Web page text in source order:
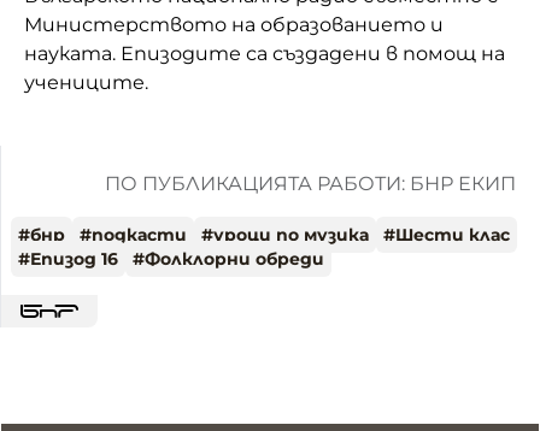
Министерството на образованието и
науката. Епизодите са създадени в помощ на
учениците.
ПО ПУБЛИКАЦИЯТА РАБОТИ: БНР ЕКИП
#бнр #подкасти #уроци по музика #Шести клас
#Епизод 16 #Фолклорни oбреди